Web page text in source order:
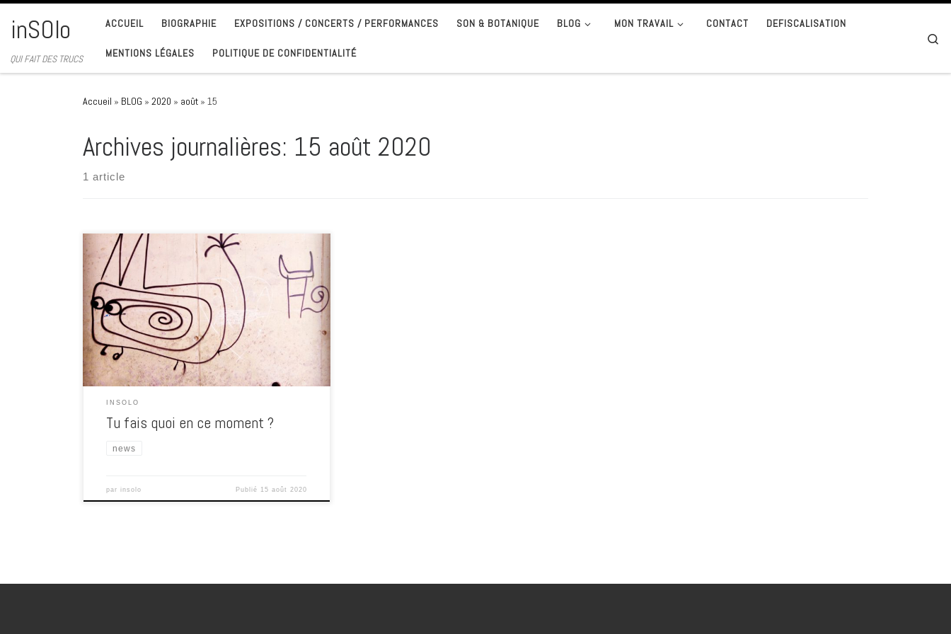
Passer au contenu
inSOlo
QUI FAIT DES TRUCS
ACCUEIL BIOGRAPHIE EXPOSITIONS / CONCERTS / PERFORMANCES SON & BOTANIQUE BLOG MON TRAVAIL CONTACT DEFISCALISATION
MENTIONS LÉGALES POLITIQUE DE CONFIDENTIALITÉ
Accueil » BLOG » 2020 » août » 15
Archives journalières: 15 août 2020
1 article
Des fois c’est calme … A SUIVRE …
INSOLO
Tu fais quoi en ce moment ?
news
parinsolo Publié 15 août 2020